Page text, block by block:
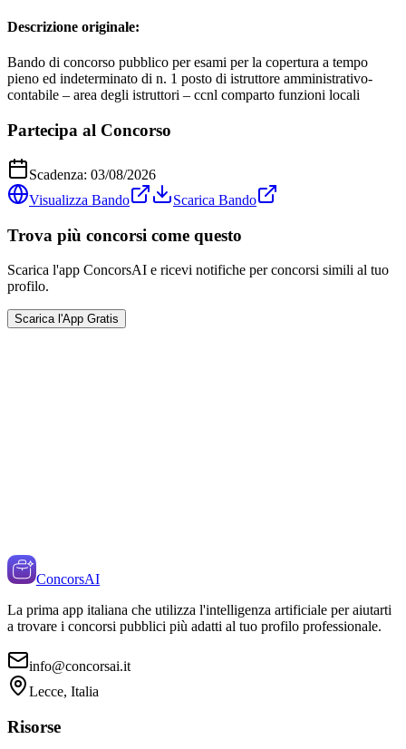
Descrizione originale:
Bando di concorso pubblico per esami per la copertura a tempo
pieno ed indeterminato di n. 1 posto di istruttore amministrativo-
contabile – area degli istruttori – ccnl comparto funzioni locali
Partecipa al Concorso
Scadenza: 03/08/2026
Visualizza Bando
Scarica Bando
Trova più concorsi come questo
Scarica l'app ConcorsAI e ricevi notifiche per concorsi simili al tuo
profilo.
Scarica l'App Gratis
ConcorsAI
La prima app italiana che utilizza l'intelligenza artificiale per aiutarti
a trovare i concorsi pubblici più adatti al tuo profilo professionale.
info@concorsai.it
Lecce, Italia
Risorse